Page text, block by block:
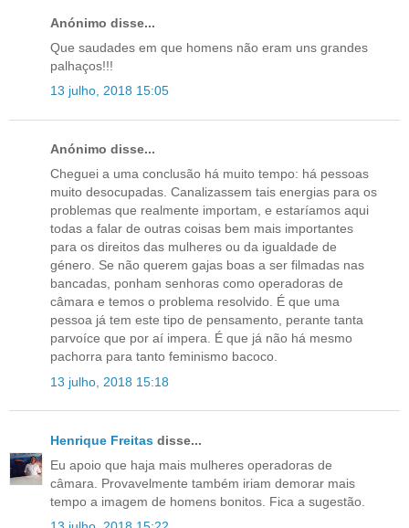
Anónimo disse...
Que saudades em que homens não eram uns grandes
palhaços!!!
13 julho, 2018 15:05
Anónimo disse...
Cheguei a uma conclusão há muito tempo: há pessoas
muito desocupadas. Canalizassem tais energias para os
problemas que realmente importam, e estaríamos aqui
todas a falar de outras coisas bem mais importantes
para os direitos das mulheres ou da igualdade de
género. Se não querem gajas boas a ser filmadas nas
bancadas, ponham senhoras como operadoras de
câmara e temos o problema resolvido. É que uma
pessoa já tem este tipo de pensamento, perante tanta
parvoíce que por aí impera. É que já não há mesmo
pachorra para tanto feminismo bacoco.
13 julho, 2018 15:18
Henrique Freitas disse...
Eu apoio que haja mais mulheres operadoras de
câmara. Provavelmente também iriam demorar mais
tempo a imagem de homens bonitos. Fica a sugestão.